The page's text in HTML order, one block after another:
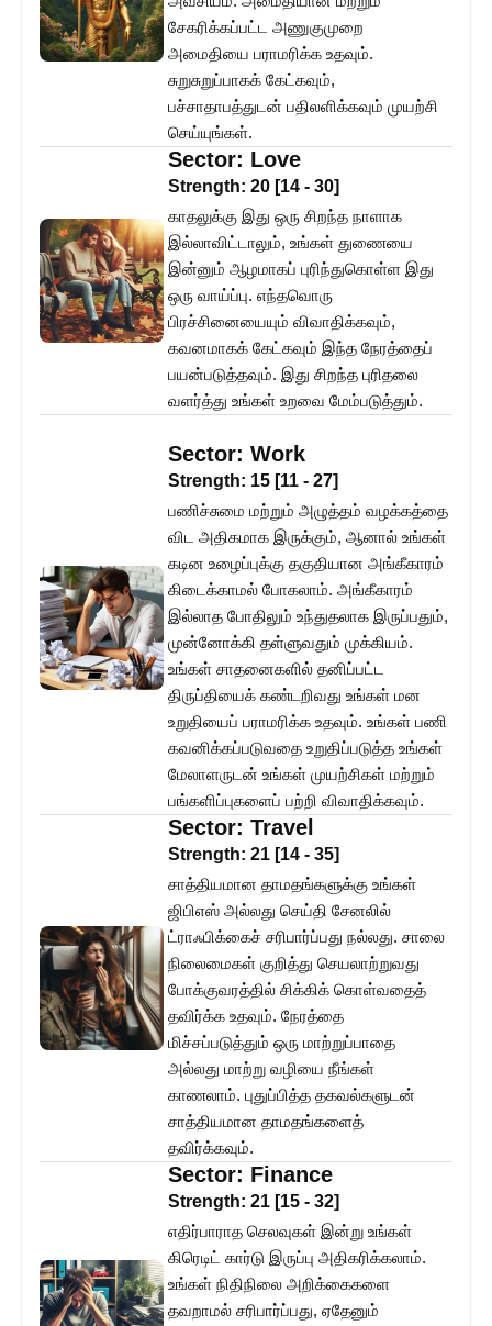
சேகரிக்கப்பட்ட அணுகுமுறை
அமைதியை பராமரிக்க உதவும்.
சுறுசுறுப்பாகக் கேட்கவும்,
பச்சாதாபத்துடன் பதிலளிக்கவும் முயற்சி
செய்யுங்கள்.
Sector: Love
Strength: 20 [14 - 30]
காதலுக்கு இது ஒரு சிறந்த நாளாக
இல்லாவிட்டாலும், உங்கள் துணையை
இன்னும் ஆழமாகப் புரிந்துகொள்ள இது
ஒரு வாய்ப்பு. எந்தவொரு
பிரச்சினையையும் விவாதிக்கவும்,
கவனமாகக் கேட்கவும் இந்த நேரத்தைப்
பயன்படுத்தவும். இது சிறந்த புரிதலை
வளர்த்து உங்கள் உறவை மேம்படுத்தும்.
Sector: Work
Strength: 15 [11 - 27]
பணிச்சுமை மற்றும் அழுத்தம் வழக்கத்தை
விட அதிகமாக இருக்கும், ஆனால் உங்கள்
கடின உழைப்புக்கு தகுதியான அங்கீகாரம்
கிடைக்காமல் போகலாம். அங்கீகாரம்
இல்லாத போதிலும் உந்துதலாக இருப்பதும்,
முன்னோக்கி தள்ளுவதும் முக்கியம்.
உங்கள் சாதனைகளில் தனிப்பட்ட
திருப்தியைக் கண்டறிவது உங்கள் மன
உறுதியைப் பராமரிக்க உதவும். உங்கள் பணி
கவனிக்கப்படுவதை உறுதிப்படுத்த உங்கள்
மேலாளருடன் உங்கள் முயற்சிகள் மற்றும்
பங்களிப்புகளைப் பற்றி விவாதிக்கவும்.
Sector: Travel
Strength: 21 [14 - 35]
சாத்தியமான தாமதங்களுக்கு உங்கள்
ஜிபிஎஸ் அல்லது செய்தி சேனலில்
ட்ராஃபிக்கைச் சரிபார்ப்பது நல்லது. சாலை
நிலைமைகள் குறித்து செயலாற்றுவது
போக்குவரத்தில் சிக்கிக் கொள்வதைத்
தவிர்க்க உதவும். நேரத்தை
மிச்சப்படுத்தும் ஒரு மாற்றுப்பாதை
அல்லது மாற்று வழியை நீங்கள்
காணலாம். புதுப்பித்த தகவல்களுடன்
சாத்தியமான தாமதங்களைத்
தவிர்க்கவும்.
Sector: Finance
Strength: 21 [15 - 32]
எதிர்பாராத செலவுகள் இன்று உங்கள்
கிரெடிட் கார்டு இருப்பு அதிகரிக்கலாம்.
உங்கள் நிதிநிலை அறிக்கைகளை
தவறாமல் சரிபார்ப்பது, ஏதேனும்